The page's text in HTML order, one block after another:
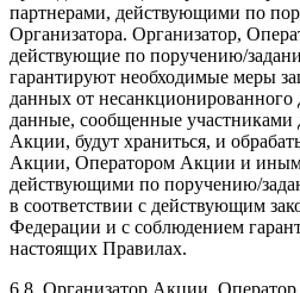
партнерами, действующими по
Организатора. Организатор,
действующие по поручению/
гарантируют необходимые меры
данных от несанкционированного
данные, сообщенные участниками
Акции, будут храниться, и
Акции, Оператором Акции и
действующими по поручению/
в соответствии с действующим
Федерации и с соблюдением
настоящих Правилах.